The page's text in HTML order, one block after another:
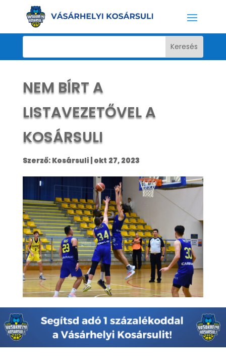
NEM BÍRT A
LISTAVEZETŐVEL A
KOSÁRSULI
Szerző: Kosársuli| okt 27, 2023